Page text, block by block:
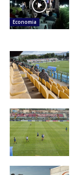
Economia